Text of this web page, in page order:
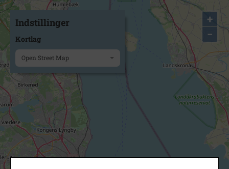
+
−
Indstillinger
Kortlag
Open Street Map